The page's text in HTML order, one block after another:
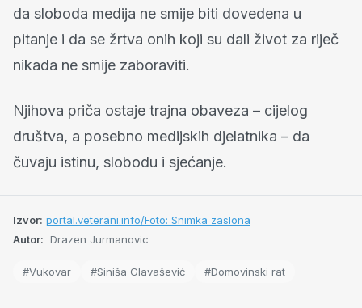
da sloboda medija ne smije biti dovedena u
pitanje i da se žrtva onih koji su dali život za riječ
nikada ne smije zaboraviti.
Njihova priča ostaje trajna obaveza – cijelog
društva, a posebno medijskih djelatnika – da
čuvaju istinu, slobodu i sjećanje.
Izvor: portal.veterani.info/Foto: Snimka zaslona
Autor: Drazen Jurmanovic
#Vukovar #Siniša Glavašević #Domovinski rat